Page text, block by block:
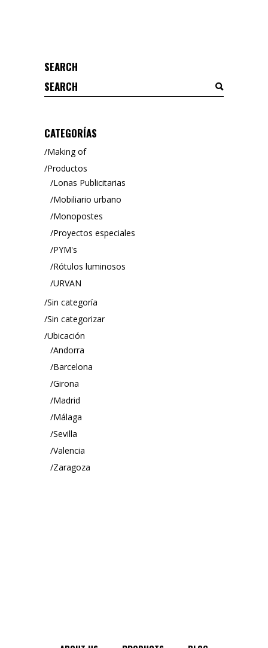
SEARCH
Search
for:
CATEGORÍAS
Making of
Productos
Lonas Publicitarias
Mobiliario urbano
Monopostes
Proyectos especiales
PYM's
Rótulos luminosos
URVAN
Sin categoría
Sin categorizar
Ubicación
Andorra
Barcelona
Girona
Madrid
Málaga
Sevilla
Valencia
Zaragoza